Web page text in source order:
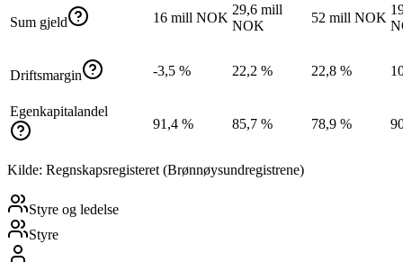
Sum gjeld 16 mill NOK
29,6 mill
NOK
52 mill NOK
Driftsmargin -3,5 % 22,2 % 22,8 %
Egenkapitalandel
91,4 %
85,7 % 78,9 %
Kilde: Regnskapsregisteret (Brønnøysundregistrene)
Styre og ledelse
Styre